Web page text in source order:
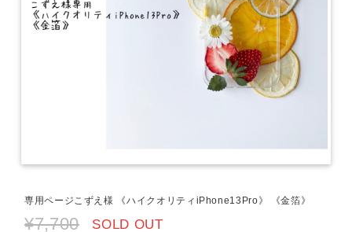
専用ページこずえ様 《ハイクオリティiPhone13Pro》 《金箔》
¥7,700 SOLD OUT